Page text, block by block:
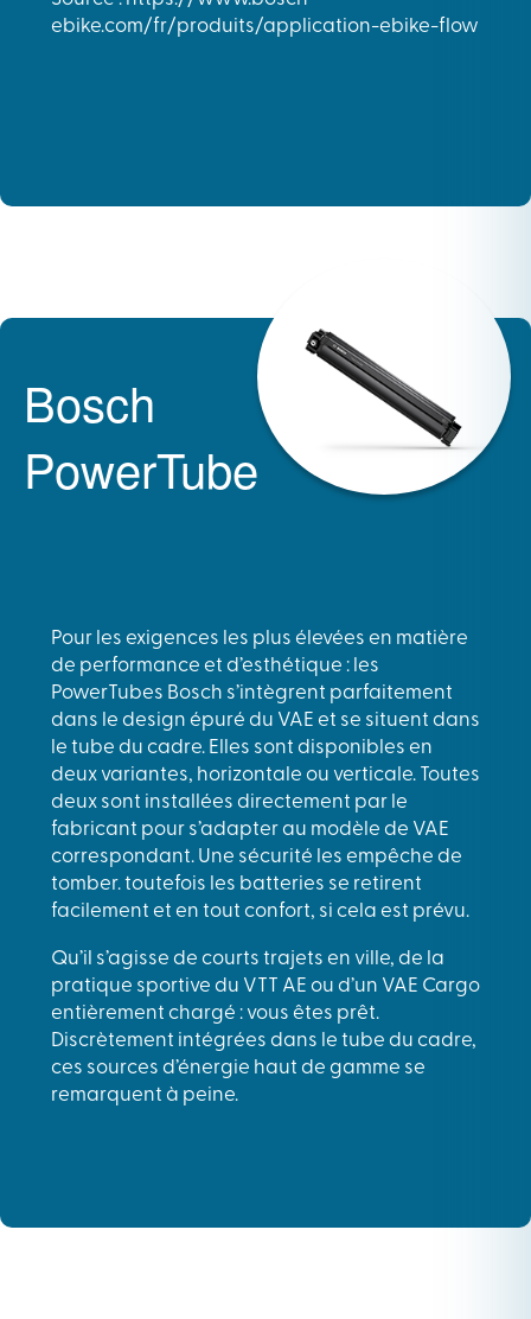
ebike.com/fr/produits/application-ebike-flow
Bosch
PowerTube
Pour les exigences les plus élevées en matière
de performance et d’esthétique : les
PowerTubes Bosch s’intègrent parfaitement
dans le design épuré du VAE et se situent dans
le tube du cadre. Elles sont disponibles en
deux variantes, horizontale ou verticale. Toutes
deux sont installées directement par le
fabricant pour s’adapter au modèle de VAE
correspondant. Une sécurité les empêche de
tomber. toutefois les batteries se retirent
facilement et en tout confort, si cela est prévu.
Qu’il s’agisse de courts trajets en ville, de la
pratique sportive du VTT AE ou d’un VAE Cargo
entièrement chargé : vous êtes prêt.
Discrètement intégrées dans le tube du cadre,
ces sources d’énergie haut de gamme se
remarquent à peine.